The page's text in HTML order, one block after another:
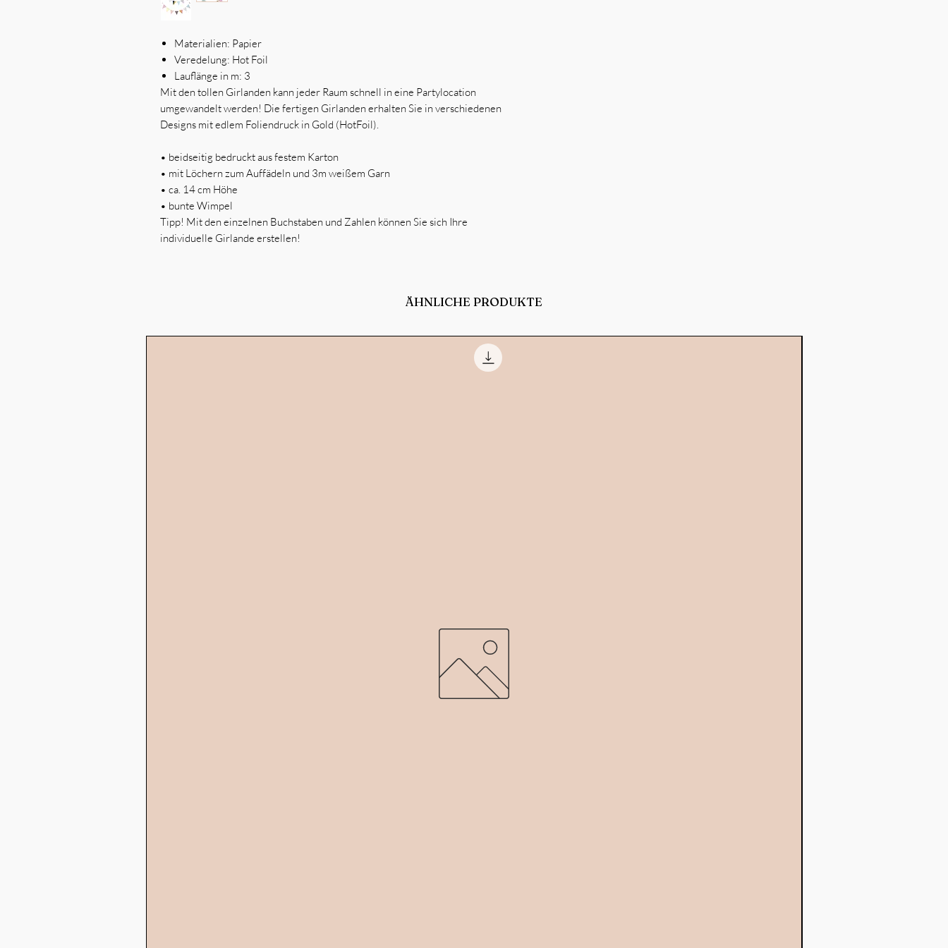
Materialien: Papier
Veredelung: Hot Foil
Lauflänge in m: 3
Mit den tollen Girlanden kann jeder Raum schnell in eine Partylocation
umgewandelt werden! Die fertigen Girlanden erhalten Sie in verschiedenen
Designs mit edlem Foliendruck in Gold (HotFoil).
• beidseitig bedruckt aus festem Karton
• mit Löchern zum Auffädeln und 3m weißem Garn
• ca. 14 cm Höhe
• bunte Wimpel
Tipp! Mit den einzelnen Buchstaben und Zahlen können Sie sich Ihre
individuelle Girlande erstellen!
ÄHNLICHE PRODUKTE